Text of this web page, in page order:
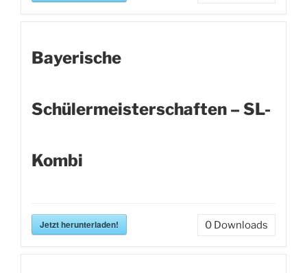
Bayerische
Schülermeisterschaften – SL-
Kombi
Jetzt herunterladen! 0 Downloads